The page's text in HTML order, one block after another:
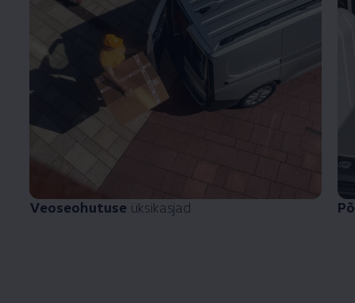
Veoseohutuse üksikasjad